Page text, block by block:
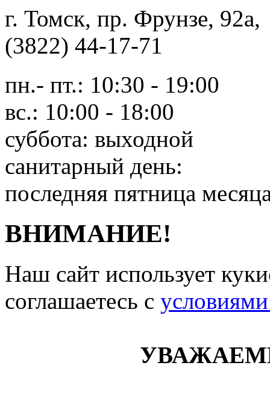
г. Томск, пр. Фрунзе,
(3822) 44-17-71
пн.- пт.: 10:30 - 19:00
вс.: 10:00 - 18:00
суббота: выходной
санитарный день:
последняя пятница
ВНИМАНИЕ!
Наш сайт использует
соглашаетесь c